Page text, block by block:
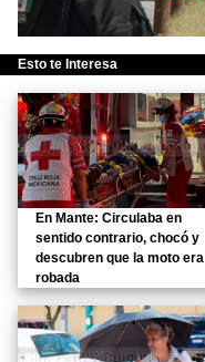
Esto te Interesa
En Mante: Circulaba en
sentido contrario, chocó y
descubren que la moto era
robada